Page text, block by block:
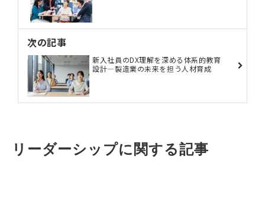
次の記事
新入社員のDX理解を深める体系的教育
設計―製造業の未来を担う人材育成
リーダーシップに関する記事